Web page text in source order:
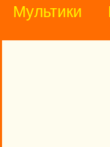
Мультики